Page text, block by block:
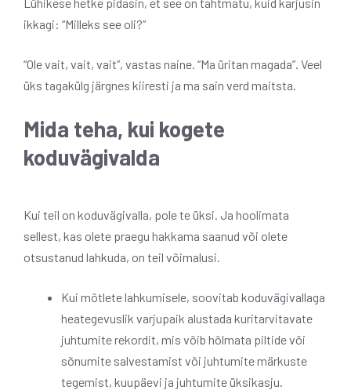
ikkagi: “Milleks see oli?”
“Ole vait, vait, vait”, vastas naine. “Ma üritan magada”. Veel
üks tagakülg järgnes kiiresti ja ma sain verd maitsta.
Mida teha, kui kogete
koduvägivalda
Kui teil on koduvägivalla, pole te üksi. Ja hoolimata
sellest, kas olete praegu hakkama saanud või olete
otsustanud lahkuda, on teil võimalusi.
Kui mõtlete lahkumisele, soovitab koduvägivallaga
heategevuslik varjupaik alustada kuritarvitavate
juhtumite rekordit, mis võib hõlmata piltide või
sõnumite salvestamist või juhtumite märkuste
tegemist, kuupäevi ja juhtumite üksikasju.